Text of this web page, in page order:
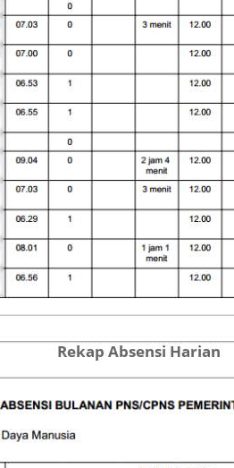
Rekap Absensi Harian